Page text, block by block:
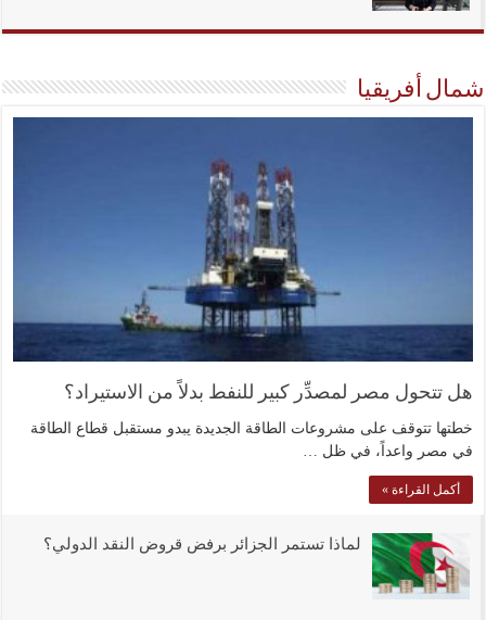
شمال أفريقيا
هل تتحول مصر لمصدِّر كبير للنفط بدلاً من الاستيراد؟
خطتها تتوقف على مشروعات الطاقة الجديدة يبدو مستقبل قطاع الطاقة
في مصر واعداً، في ظل …
أكمل القراءة »
لماذا تستمر الجزائر برفض قروض النقد الدولي؟